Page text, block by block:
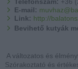
E-mail:
Link: http://
Bevihető kutyák
A változatos és
Szórakoztató és